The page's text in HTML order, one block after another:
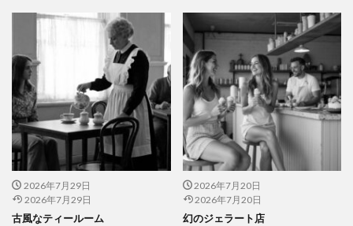
2026年7月29日
2026年7月29日
古風なティールーム
2026年7月20日
2026年7月20日
幻のジェラート店